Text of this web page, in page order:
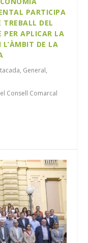
PARTICIPA
TREBALL DEL
PER APLICAR LA
L’ÀMBIT DE LA
, General,
Consell Comarcal